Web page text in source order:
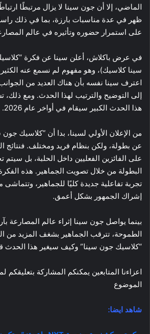
ظهر في عدة مناسبات بارزة، بما في ذلك
على استمرار حضوره وتأثيره في عالم
في عرض باكلاش، أعلن سينا عن فكرة
سينا كلاسيك)، وهو مفهوم لم نسمع عنه
اعترف سينا نفسه بأن هناك العديد من
إلى التوضيح والترتيب لهذا الحدث. ومع ذلك،
هذا الحدث الكبير سيقام في أواخر عام 2026.
من الإعلان الأولي لسينا، بدا أن “كلاسيك
عن بطولة، ولكن بنظام فريد ومختلف. فنتائج
على الفائزين الفعليين داخل الحلبة، بل
البطولة من خلال تصويت الجماهير. هذه الفكرة
تجربة تفاعلية جديدة كليًا للجماهير،
إشراك الجمهور بشكل أعمق.
بينما يواصل جون سينا إثراء عالم المصارعة
الطموحة، تترقب الجماهير بشغف المزيد من
“كلاسيك جون سينا” وكيف سيغير هذا الحدث
اعزاءنا المتابعين يمكنكم المشاركة بتعليقكم
الموضوع
شاهد ايضا: